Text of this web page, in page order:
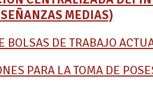
MEDIAS)
BOLSAS DE TRABAJO
PARA LA TOMA DE